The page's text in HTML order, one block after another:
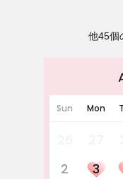
他45個
Sun Mon
2
3